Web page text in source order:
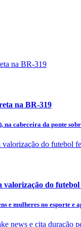
na BR-319
cabeceira da ponte
valorização do
e mulheres no esporte e